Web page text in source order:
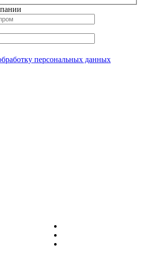
персональных данных